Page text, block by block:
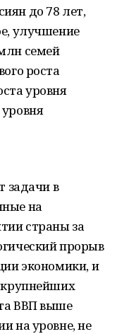
до 78 лет,
улучшение
семей
роста
уровня
задачи в
на
страны за
прорыв
экономики, и
крупнейших
ВВП выше
на уровне, не